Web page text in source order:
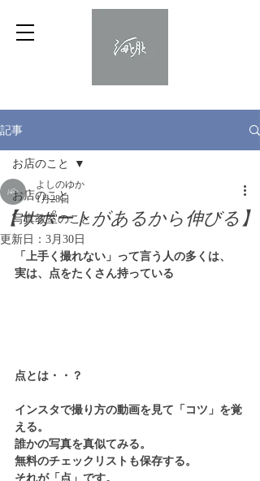
記事
お店のこと
写真教室のこと
お店のこと
【サポートがあるから伸びる】
よしのゆか
1月28日
更新日： 3月30日
「上手く撮れない」って言う人の多くは、
実は、点をたくさん持っている
点とは・・？
インスタで撮り方の動画を見て「コツ」を覚
える。
誰かの写真を真似てみる。
無料のチェックリストも保存する。
それが「点」です。